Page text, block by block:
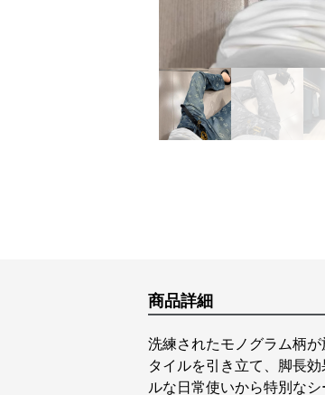
商品詳細
洗練されたモノグラム柄
タイルを引き立て、脚長
ルな日常使いから特別な